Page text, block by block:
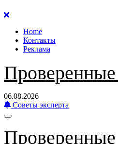
Перейти
содержанию
Home
Контакты
Реклама
06.08.2026
Советы эксперта